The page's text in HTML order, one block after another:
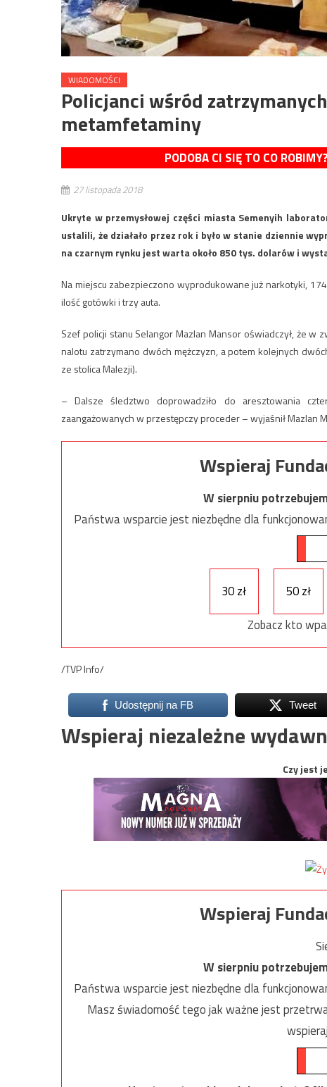
WIADOMOŚCI
Policjanci wśród
metamfetaminy
PODOBA CI SIĘ TO CO
27 listopada 2018
Ukryte w przemysłowej części miasta Semenyih
ustalili, że działało przez rok i było w stanie dziennie
na czarnym rynku jest warta około 850 tys. dolarów i
Na miejscu zabezpieczono wyprodukowane już narkotyki,
ilość gotówki i trzy auta.
Szef policji stanu Selangor Mazlan Mansor oświadczył, że
nalotu zatrzymano dwóch mężczyzn, a potem kolejnych
ze stolica Malezji).
– Dalsze śledztwo doprowadziło do aresztowania
zaangażowanych w przestępczy proceder – wyjaśnił Mazlan
Wspieraj
W sierpniu
Państwa wsparcie jest niezbędne dla
30 zł 50 zł
Zobacz kto
/TVP Info/
Udostępnij na FB Tweet
Wspieraj niezależne
Czy jest
Wspieraj
W sierpniu
Państwa wsparcie jest niezbędne dla
Masz świadomość tego jak ważne jest